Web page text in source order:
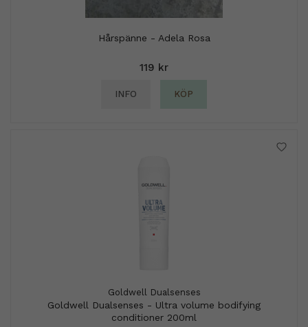
Hårspänne - Adela Rosa
119 kr
INFO KÖP
Goldwell Dualsenses
Goldwell Dualsenses - Ultra volume bodifying
conditioner 200ml